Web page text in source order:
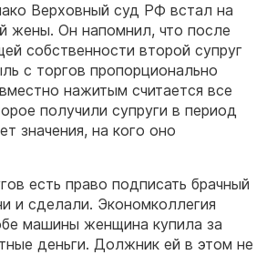
Верховный суд РФ встал на
жены. Он напомнил, что после
собственности второй супруг
с торгов пропорционально
нажитым считается все
получили супруги в период
значения, на кого оно
есть право подписать брачный
и сделали. Экономколлегия
машины женщина купила за
деньги. Должник ей в этом не